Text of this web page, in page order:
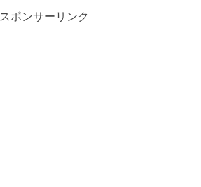
スポンサーリンク